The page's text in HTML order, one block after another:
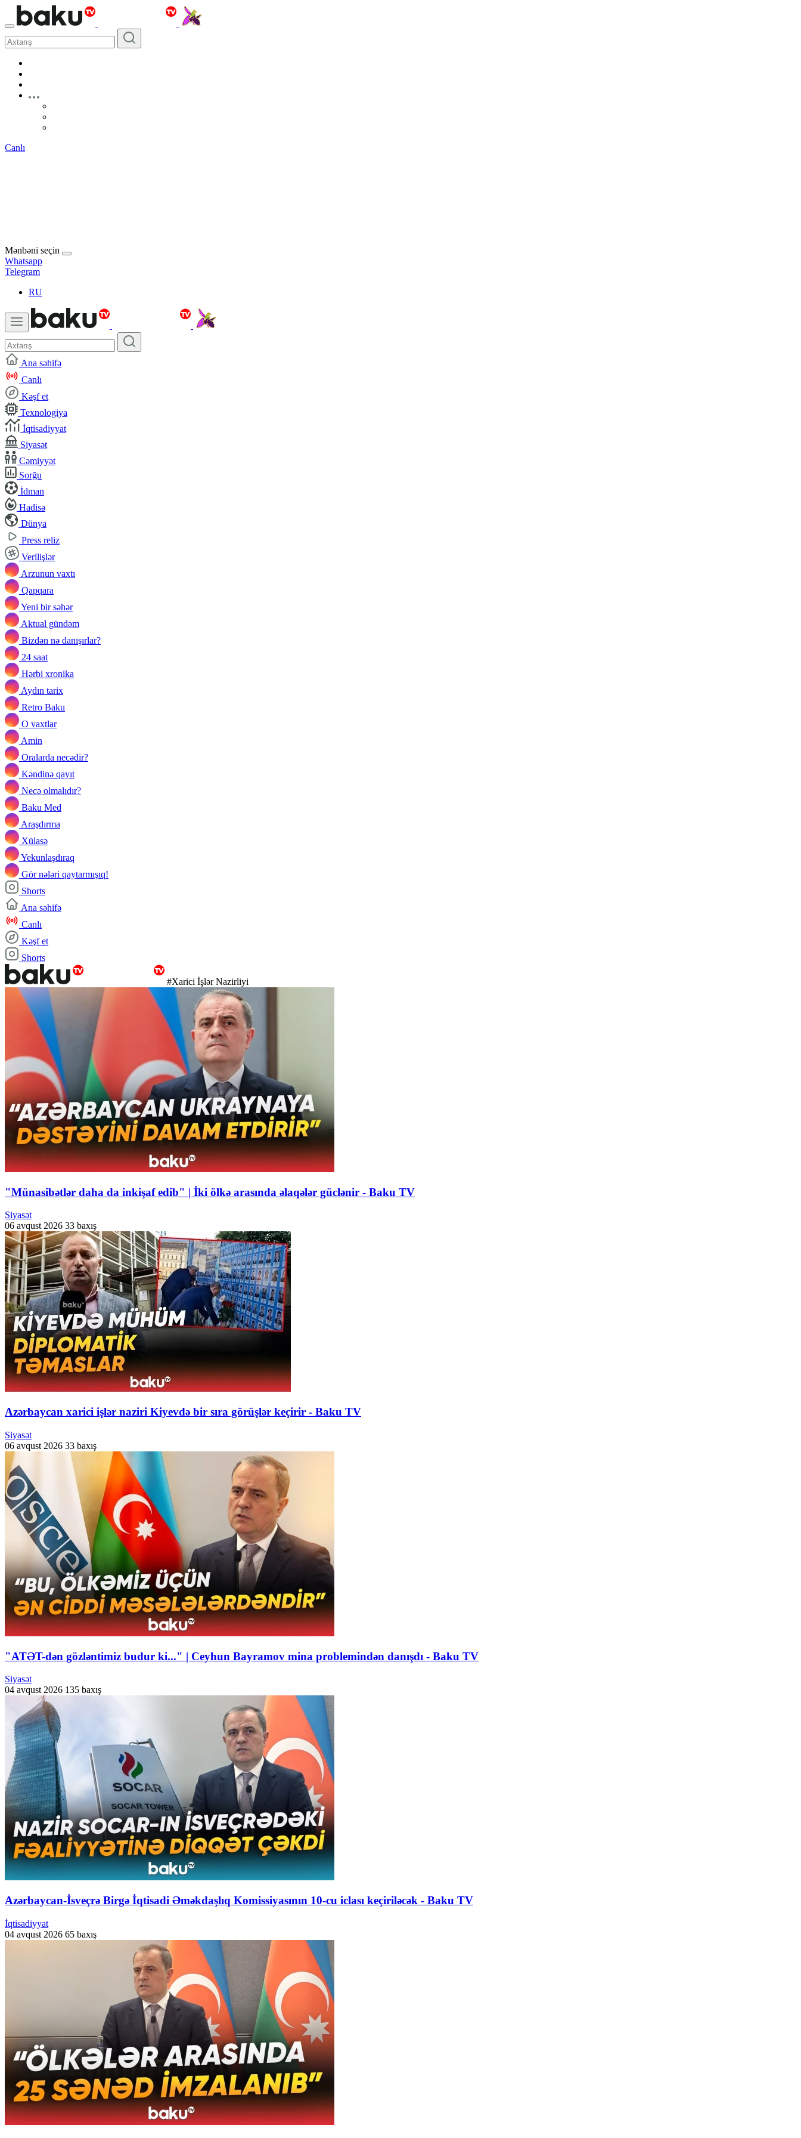
Canlı
Mənbəni seçin
Whatsapp
Telegram
RU
Ana səhifə
Canlı
Kəşf et
Texnologiya
İqtisadiyyat
Siyasət
Cəmiyyət
Sorğu
İdman
Hadisə
Dünya
Press reliz
Verilişlər
Arzunun vaxtı
Qapqara
Yeni bir səhər
Aktual gündəm
Bizdən nə danışırlar?
24 saat
Hərbi xronika
Aydın tarix
Retro Baku
O vaxtlar
Amin
Oralarda necədir?
Kəndinə qayıt
Necə olmalıdır?
Baku Med
Araşdırma
Xülasə
Yekunlaşdıraq
Gör nələri qaytarmışıq!
Shorts
Ana səhifə
Canlı
Kəşf et
Shorts
#Xarici İşlər Nazirliyi
"Münasibətlər daha da inkişaf edib" | İki ölkə arasında əlaqələr güclənir - Baku TV
Siyasət
06 avqust 2026 33 baxış
Azərbaycan xarici işlər naziri Kiyevdə bir sıra görüşlər keçirir - Baku TV
Siyasət
06 avqust 2026 33 baxış
"ATƏT-dən gözləntimiz budur ki..." | Ceyhun Bayramov mina problemindən danışdı - Baku TV
Siyasət
04 avqust 2026 135 baxış
Azərbaycan-İsveçrə Birgə İqtisadi Əməkdaşlıq Komissiyasının 10-cu iclası keçiriləcək - Baku TV
İqtisadiyyat
04 avqust 2026 65 baxış